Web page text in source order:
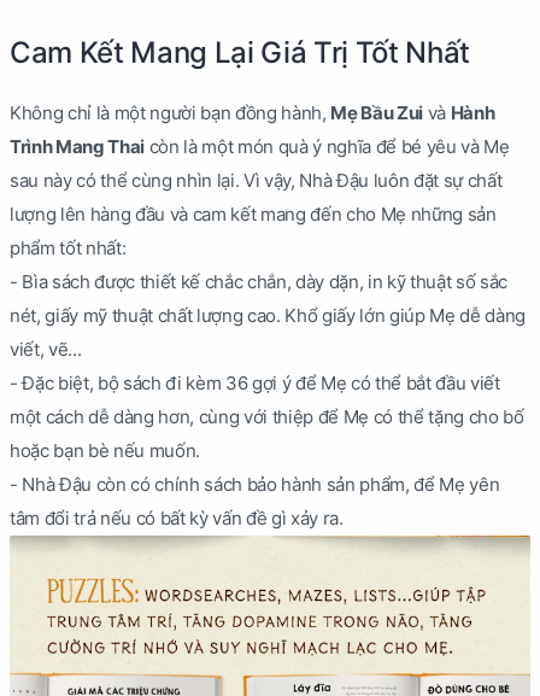
Cam Kết Mang Lại Giá Trị Tốt Nhất
Không chỉ là một người bạn đồng hành, Mẹ Bầu Zuivà Hành
Trình Mang Thaicòn là một món quà ý nghĩa để bé yêu và Mẹ
sau này có thể cùng nhìn lại. Vì vậy, Nhà Đậu luôn đặt sự chất
lượng lên hàng đầu và cam kết mang đến cho Mẹ những sản
phẩm tốt nhất:
- Bìa sách được thiết kế chắc chắn, dày dặn, in kỹ thuật số sắc
nét, giấy mỹ thuật chất lượng cao. Khổ giấy lớn giúp Mẹ dễ dàng
viết, vẽ...
- Đặc biệt, bộ sách đi kèm 36 gợi ý để Mẹ có thể bắt đầu viết
một cách dễ dàng hơn, cùng với thiệp để Mẹ có thể tặng cho bố
hoặc bạn bè nếu muốn.
- Nhà Đậu còn có chính sách bảo hành sản phẩm, để Mẹ yên
tâm đổi trả nếu có bất kỳ vấn đề gì xảy ra.